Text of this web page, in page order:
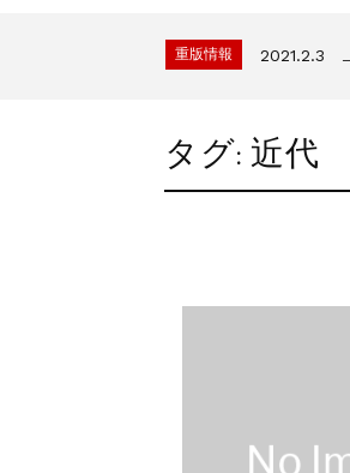
重版情報 2021.2.3
重版情報 2020.12.18
2021.3.25
タグ:近代